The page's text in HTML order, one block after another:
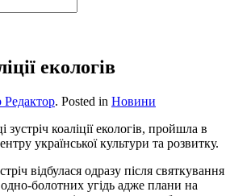
екологів
Редактор. Posted in Новини
коаліції екологів, пройшла в
української культури та розвитку.
відбулася одразу після святкування
болотних угідь адже плани на